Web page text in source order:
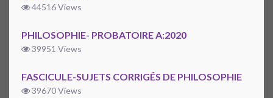
44516 Views
PHILOSOPHIE- PROBATOIRE A:2020
39951 Views
FASCICULE-SUJETS CORRIGÉS DE PHILOSOPHIE
39670 Views